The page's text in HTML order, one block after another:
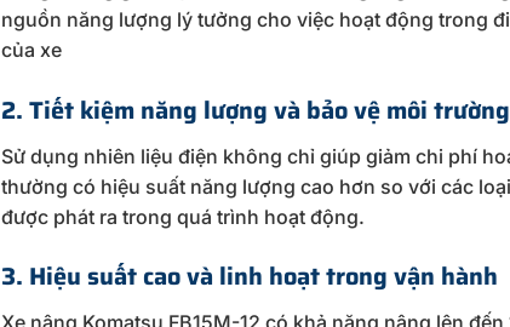
nguồn năng lượng lý tưởng cho việc hoạt động trong
của xe
2. Tiết kiệm năng lượng và bảo vệ môi trường
Sử dụng nhiên liệu điện không chỉ giúp giảm chi phí
thường có hiệu suất năng lượng cao hơn so với các
được phát ra trong quá trình hoạt động.
3. Hiệu suất cao và linh hoạt trong vận hành